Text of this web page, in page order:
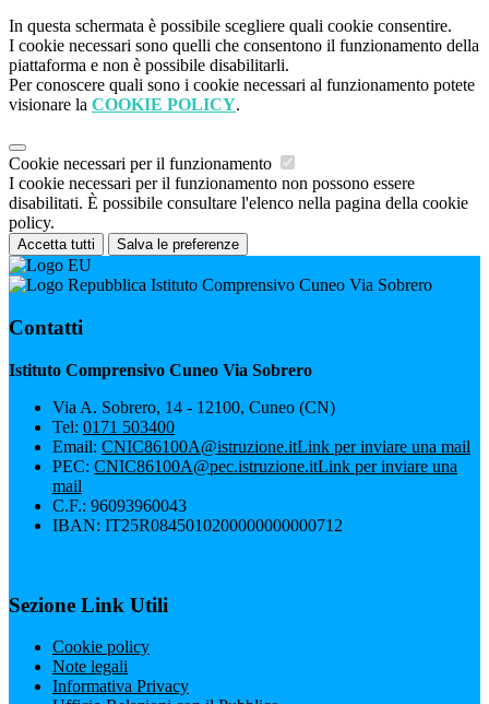
In questa schermata è possibile scegliere quali cookie consentire.
I cookie necessari sono quelli che consentono il funzionamento della
piattaforma e non è possibile disabilitarli.
Per conoscere quali sono i cookie necessari al funzionamento potete
visionare la COOKIE POLICY.
Cookie necessari per il funzionamento
I cookie necessari per il funzionamento non possono essere
disabilitati. È possibile consultare l'elenco nella pagina della cookie
policy.
Accetta tutti Salva le preferenze
Istituto Comprensivo Cuneo Via Sobrero
Contatti
Istituto Comprensivo Cuneo Via Sobrero
Via A. Sobrero, 14 - 12100, Cuneo (CN)
Tel: 0171 503400
Email: CNIC86100A@istruzione.itLink per inviare una mail
PEC: CNIC86100A@pec.istruzione.itLink per inviare una
mail
C.F.: 96093960043
IBAN: IT25R0845010200000000000712
Sezione Link Utili
Cookie policy
Note legali
Informativa Privacy